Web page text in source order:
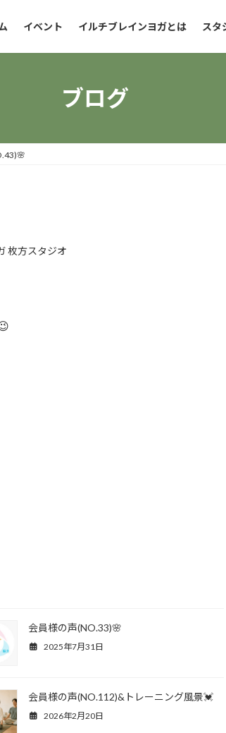
イベント イルチブレインヨガとは スタ
ブログ
枚方スタジオ
会員様の声(NO.33)🌸
2025年7月31日
会員様の声(NO.112)&トレーニング風景💓
2026年2月20日